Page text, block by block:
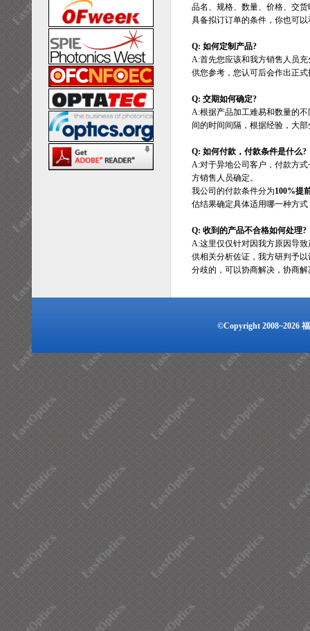
品名、规格、数量、价格、交
具备拟订订单的条件，你也可
Q: 如何定制产品?
A:首先您应该和我方销售人员
供您参考，您认可后会作出正
Q: 交期如何确定?
A:根据产品加工难易和数量的
间的时间间隔，根据经验，大
Q: 如何付款，付款条件是什么?
A:对于异地公司客户，付款方
方销售人员确定。
我公司的付款条件分为100%提
估结果确定具体适用哪一种方
Q: 收到的产品不合格如何处理?
A:这里仅仅针对因我方原因导
供相关分析佐证，我方研判予
分歧的，可以协商解决，协商
©Copyright 2008~2026